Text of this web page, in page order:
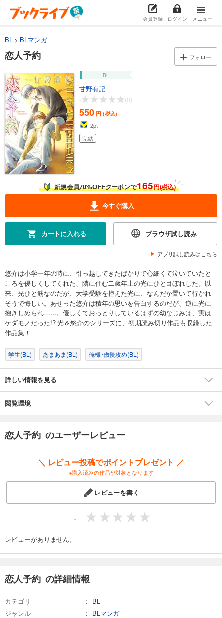
会員登録 ログイン メニュー
BL BLマンガ
恋人予約 フォロー
BL
甘野有記
-
(0)
550 円 (税込)
2pt
完結
新規会員70%OFFクーポンで165円(税込)
今すぐ購入
カートに入れる ブラウザ試し読み
アプリ試し読みはこちら
悠介は小学一年の時に、引っ越してきたばかりで心細くて泣いていたと
ころを優しくしてくれた、隣に住む二歳年上の光にひと目ぼれした。以
来、光ひと筋なのだが、大学受験を控えた光に、なんだか置いて行かれ
そうで悔しい。あせった悠介は積年の思いを告白するのだが、逆に光に
抱きしめられ……。優しくておっとりしているはずの幼なじみは、実は
ケダモノだった!? 光＆悠介のシリーズに、初期読み切り作品も収録した
作品集！
学生(BL) あまあま(BL) 俺様･傲慢攻め(BL)
詳しい情報を見る
閲覧環境
恋人予約 のユーザーレビュー
＼ レビュー投稿でポイントプレゼント ／
※購入済みの作品が対象となります
レビューを書く
-
レビューがありません。
恋人予約 の詳細情報
カテゴリ
BL
ジャンル
BLマンガ